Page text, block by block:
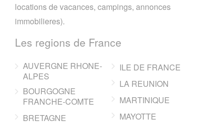
locations de vacances, campings, annonces
immobilieres).
Les regions de France
AUVERGNE RHONE-
ALPES
BOURGOGNE
FRANCHE-COMTE
BRETAGNE
ILE DE FRANCE
LA REUNION
MARTINIQUE
MAYOTTE